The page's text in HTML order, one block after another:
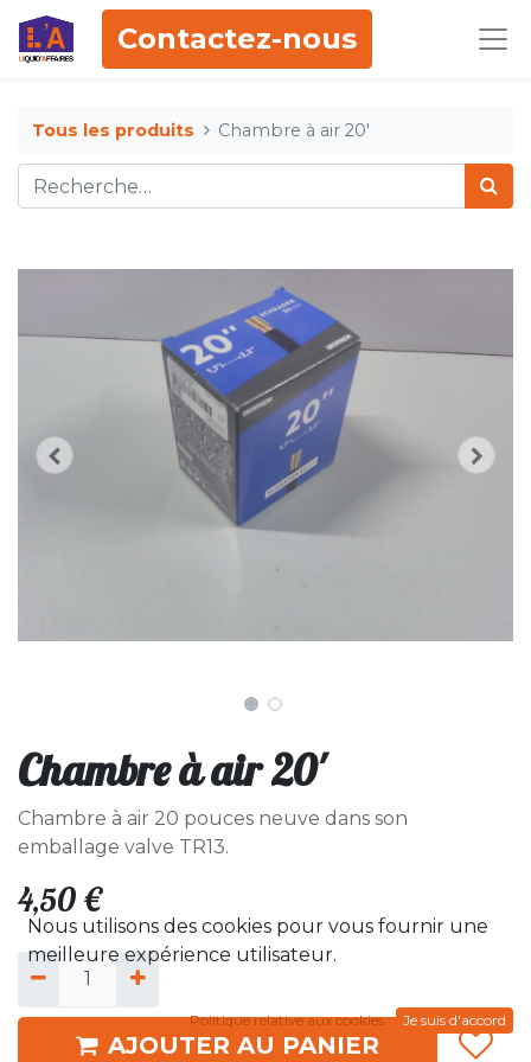
Contactez-nous
Tous les produits Chambre à air 20'
Chambre à air 20'
Chambre à air 20 pouces neuve dans son
emballage valve TR13.
4,50 €
AJOUTER AU PANIER
Nous utilisons des cookies pour vous fournir une
meilleure expérience utilisateur.
Politique relative aux cookies Je suis d'accord